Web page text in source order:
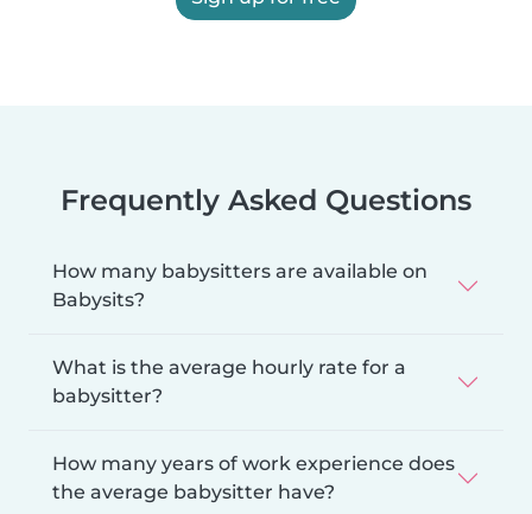
Frequently Asked Questions
How many babysitters are available on
Babysits?
What is the average hourly rate for a
babysitter?
How many years of work experience does
the average babysitter have?